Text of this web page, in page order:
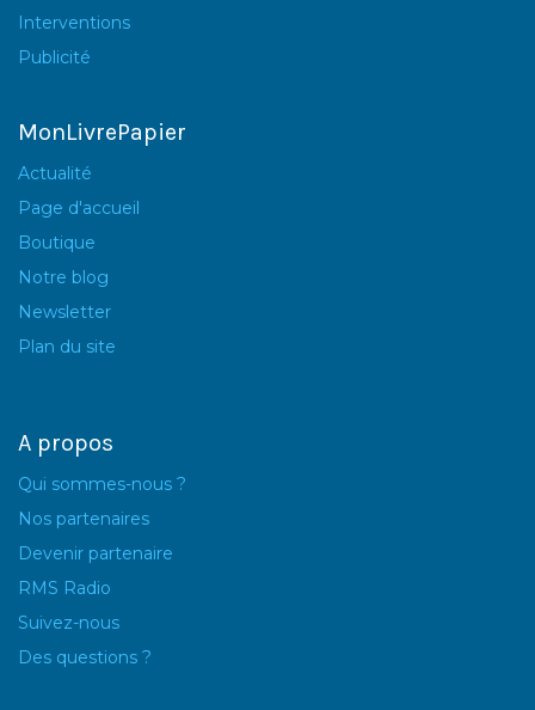
Interventions
Publicité
MonLivrePapier
Actualité
Page d'accueil
Boutique
Notre blog
Newsletter
Plan du site
A propos
Qui sommes-nous ?
Nos partenaires
Devenir partenaire
RMS Radio
Suivez-nous
Des questions ?